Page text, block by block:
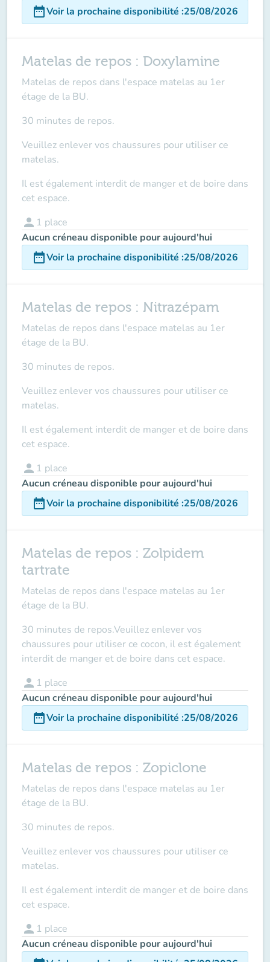
date_rangeVoir la prochaine disponibilité :25/08/2026
Matelas de repos : Doxylamine
Matelas de repos dans l'espace matelas au 1er
étage de la BU.
30 minutes de repos.
Veuillez enlever vos chaussures pour utiliser ce
matelas.
Il est également interdit de manger et de boire dans
cet espace.
person 1 place
Aucun créneau disponible pour aujourd'hui
date_rangeVoir la prochaine disponibilité :25/08/2026
Matelas de repos : Nitrazépam
Matelas de repos dans l'espace matelas au 1er
étage de la BU.
30 minutes de repos.
Veuillez enlever vos chaussures pour utiliser ce
matelas.
Il est également interdit de manger et de boire dans
cet espace.
person 1 place
Aucun créneau disponible pour aujourd'hui
date_rangeVoir la prochaine disponibilité :25/08/2026
Matelas de repos : Zolpidem
tartrate
Matelas de repos dans l'espace matelas au 1er
étage de la BU.
30 minutes de repos.Veuillez enlever vos
chaussures pour utiliser ce cocon, il est également
interdit de manger et de boire dans cet espace.
person 1 place
Aucun créneau disponible pour aujourd'hui
date_rangeVoir la prochaine disponibilité :25/08/2026
Matelas de repos : Zopiclone
Matelas de repos dans l'espace matelas au 1er
étage de la BU.
30 minutes de repos.
Veuillez enlever vos chaussures pour utiliser ce
matelas.
Il est également interdit de manger et de boire dans
cet espace.
person 1 place
Aucun créneau disponible pour aujourd'hui